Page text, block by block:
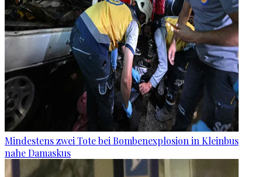
Mindestens zwei Tote bei Bombenexplosion in Kleinbus
nahe Damaskus